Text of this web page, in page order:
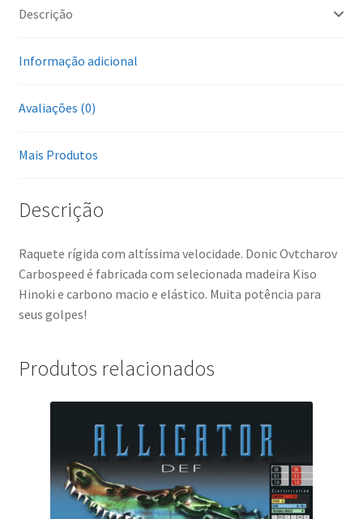
Descrição
Informação adicional
Avaliações (0)
Mais Produtos
Descrição
Raquete rígida com altíssima velocidade. Donic Ovtcharov
Carbospeed é fabricada com selecionada madeira Kiso
Hinoki e carbono macio e elástico. Muita potência para
seus golpes!
Produtos relacionados